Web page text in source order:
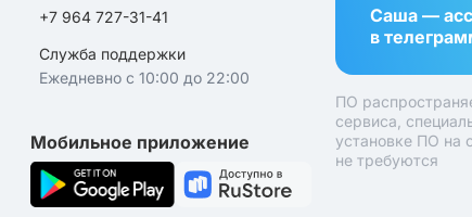
+7 964 727-31-41
Служба поддержки
Ежедневно с 10:00 до 22:00
Мобильное приложение
Саша —
в
ПО
сервиса,
установке ПО на
не требуются